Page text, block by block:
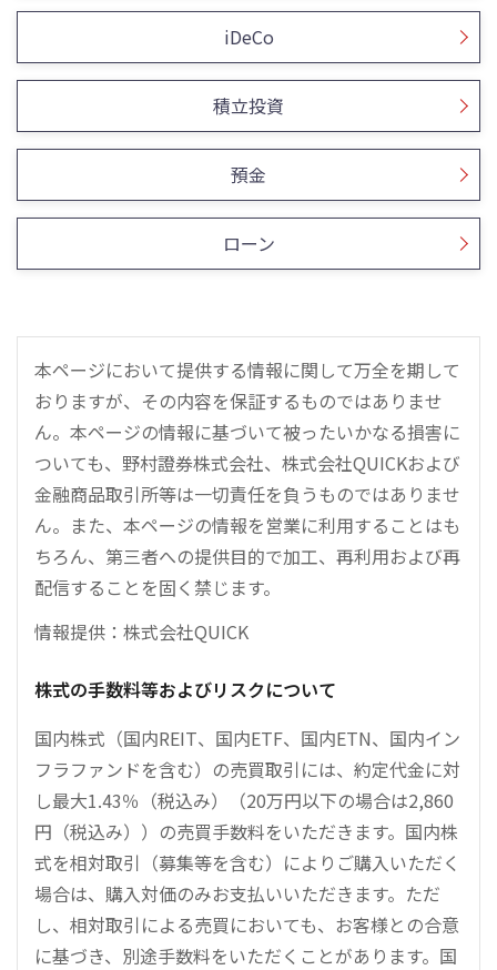
iDeCo
積立投資
預金
ローン
本ページにおいて提供する情報に関して万全を期して
おりますが、その内容を保証するものではありませ
ん。本ページの情報に基づいて被ったいかなる損害に
ついても、野村證券株式会社、株式会社QUICKおよび
金融商品取引所等は一切責任を負うものではありませ
ん。また、本ページの情報を営業に利用することはも
ちろん、第三者への提供目的で加工、再利用および再
配信することを固く禁じます。
情報提供：株式会社QUICK
株式の手数料等およびリスクについて
国内株式（国内REIT、国内ETF、国内ETN、国内イン
フラファンドを含む）の売買取引には、約定代金に対
し最大1.43％（税込み）（20万円以下の場合は2,860
円（税込み））の売買手数料をいただきます。国内株
式を相対取引（募集等を含む）によりご購入いただく
場合は、購入対価のみお支払いいただきます。ただ
し、相対取引による売買においても、お客様との合意
に基づき、別途手数料をいただくことがあります。国